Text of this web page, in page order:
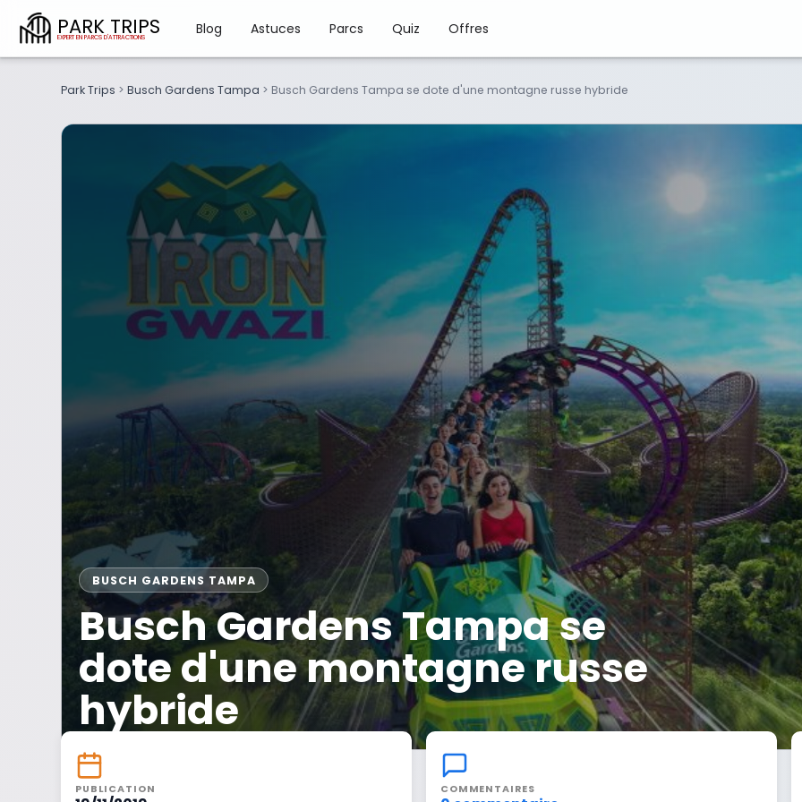
PARK TRIPS Blog Astuces Parcs Quiz Offres
Park Trips > Busch Gardens Tampa > Busch Gardens Tampa se dote d'une montagne russe hybride
BUSCH GARDENS TAMPA
Busch Gardens Tampa se
dote d'une montagne russe
hybride
PUBLICATION COMMENTAIRES